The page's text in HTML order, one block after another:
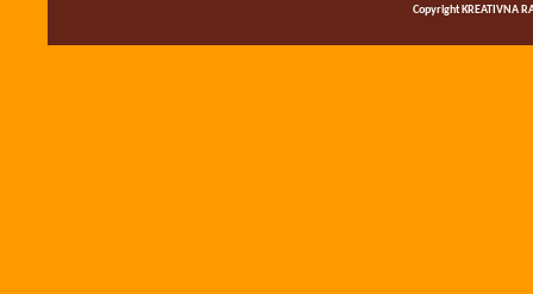
Copyright KREATIVNA